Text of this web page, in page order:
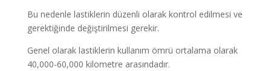
Bu nedenle lastiklerin düzenli olarak kontrol edilmesi ve
gerektiğinde değiştirilmesi gerekir.
Genel olarak lastiklerin kullanım ömrü ortalama olarak
40,000-60,000 kilometre arasındadır.